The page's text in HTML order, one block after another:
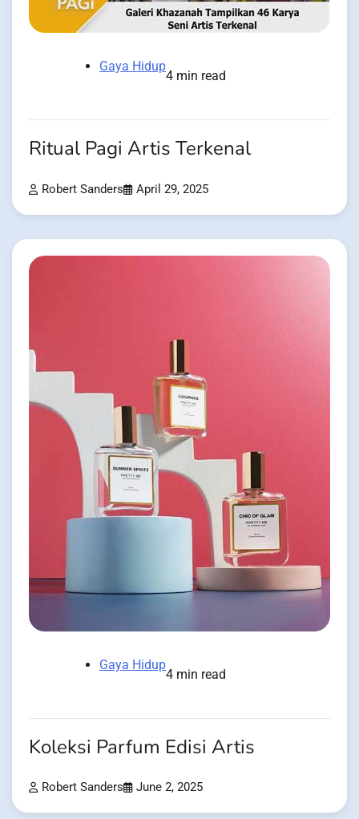
Gaya Hidup
4 min read
Ritual Pagi Artis Terkenal
Robert Sanders April 29, 2025
Gaya Hidup
4 min read
Koleksi Parfum Edisi Artis
Robert Sanders June 2, 2025